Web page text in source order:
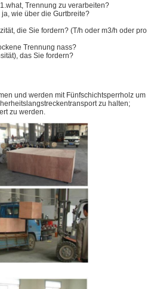
Trennung zu verarbeiten?
wie über die Gurtbreite?
die Sie fordern? (T/h oder m3/h oder pro
Trennung nass?
das Sie fordern?
und werden mit Fünfschichtsperrholz um
zu halten;
zu werden.